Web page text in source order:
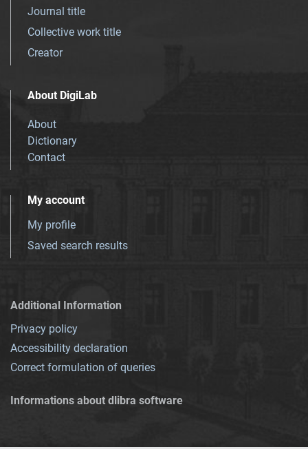
Journal title
Collective work title
Creator
About DigiLab
About
Dictionary
Contact
My account
My profile
Saved search results
Additional Information
Privacy policy
Accessibility declaration
Correct formulation of queries
Informations about dlibra software